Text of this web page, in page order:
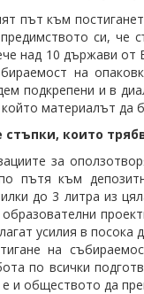
път към
си, че
над 10 държави от
на
подкрепени и в
материалът да
стъпки, които
за
пътя към
до 3 литра из
усилия в
на
по всички
обществото да